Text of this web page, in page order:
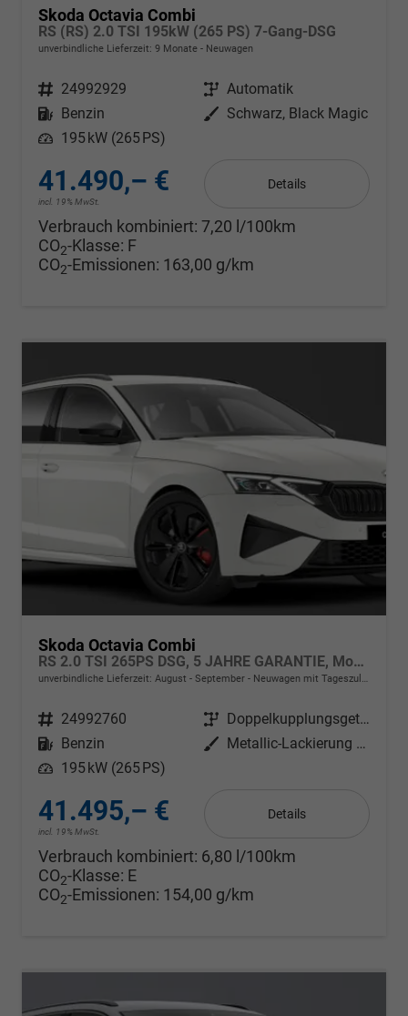
Skoda Octavia Combi
RS (RS) 2.0 TSI 195kW (265 PS) 7-Gang-DSG
unverbindliche Lieferzeit: 9 Monate Neuwagen
Fahrzeugnr. 24992929 Getriebe Automatik
Kraftstoff
Benzin Außenfarbe Schwarz, Black Magic
Leistung 195 kW (265 PS)
41.490,– €
incl. 19% MwSt.
Details
Verbrauch kombiniert: 7,20 l/100km
CO2-Klasse: F
CO2-Emissionen: 163,00 g/km
Skoda Octavia Combi
RS 2.0 TSI 265PS DSG, 5 JAHRE GARANTIE, Moon-White, ANHÄNGERKUPPLUNG, 18"Alu, MATRIX-LED, NAVI, Elektr. Heckklappe, ACC, Kessy, Alarm, Climatronic, ParkAssist, PDC, Kamera, Sitzheizung, Privacy-Glas, Netztrennwand, Virtual Cockpit 10"
unverbindliche Lieferzeit: August - September Neuwagen mit Tageszulassung
Fahrzeugnr. 24992760 Getriebe
Doppelkupplungsgetriebe (DSG)
Kraftstoff
Benzin Außenfarbe
Metallic-Lackierung Moon-Weiß
Leistung 195 kW (265 PS)
41.495,– €
incl. 19% MwSt.
Details
Verbrauch kombiniert: 6,80 l/100km
CO2-Klasse: E
CO2-Emissionen: 154,00 g/km